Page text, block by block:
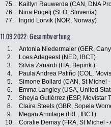
75.
Kaitlyn Rauwerda (CAN, DNA
76.
Nina Pugelj (SLO, Slovenia)
77.
Ingrid Lorvik (NOR, Norway)
11.09.2022: Gesamtwertung
1. Antonia Niedermaier (GER,
2.
Loes Adegeest (NED, IBCT)
3.
Silvia Zanardi (ITA, Bepink )
4.
Paula Andrea Patiño (COL,
5.
Simone Boilard (CAN, St Michel
6.
Emma Langley (USA, United
7.
Sheyla Gutiérrez (ESP, Movistar
8.
Claire Steels (GBR, Sopela
9.
Megan Armitage (IRL, IBCT)
10.
Coralie Demay (FRA, St Michel -